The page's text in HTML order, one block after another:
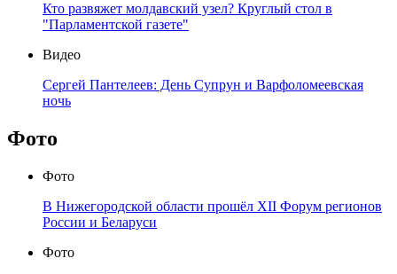
Кто развяжет молдавский узел? Круглый стол в
"Парламентской газете"
Видео
Сергей Пантелеев: День Супрун и Варфоломеевская
ночь
Фото
Фото
В Нижегородской области прошёл XII Форум регионов
России и Беларуси
Фото